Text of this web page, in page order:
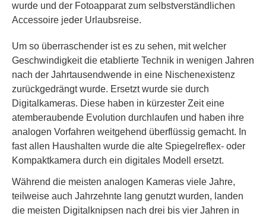
wurde und der Fotoapparat zum selbstverständlichen
Accessoire jeder Urlaubsreise.
Um so überraschender ist es zu sehen, mit welcher
Geschwindigkeit die etablierte Technik in wenigen Jahren
nach der Jahrtausendwende in eine Nischenexistenz
zurückgedrängt wurde. Ersetzt wurde sie durch
Digitalkameras. Diese haben in kürzester Zeit eine
atemberaubende Evolution durchlaufen und haben ihre
analogen Vorfahren weitgehend überflüssig gemacht. In
fast allen Haushalten wurde die alte Spiegelreflex- oder
Kompaktkamera durch ein digitales Modell ersetzt.
Während die meisten analogen Kameras viele Jahre,
teilweise auch Jahrzehnte lang genutzt wurden, landen
die meisten Digitalknipsen nach drei bis vier Jahren in